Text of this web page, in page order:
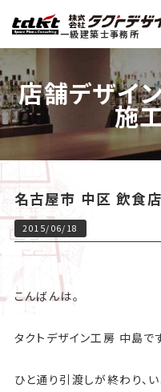
一級建築士事務所
店舗デザイ
施
名古屋市 中区 飲食
2015/06/18
こんばんは。
タクトデザイン工房 中島です
ひと通り引渡しが終わり、